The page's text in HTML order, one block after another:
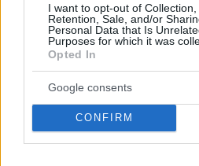
I want to opt-out of Collection,
Retention, Sale, and/or
Personal Data that Is
Purposes for which it was
Opted In
Google consents
CONFIRM